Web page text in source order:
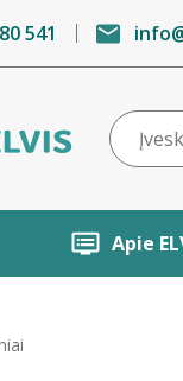
541
Apie